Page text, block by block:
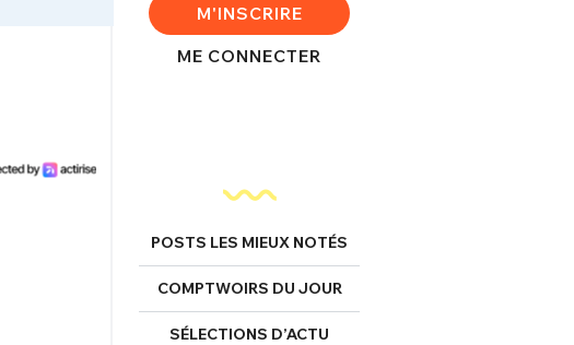
M'INSCRIRE
ME CONNECTER
POSTS LES MIEUX NOTÉS
COMPTWOIRS DU JOUR
SÉLECTIONS D’ACTU